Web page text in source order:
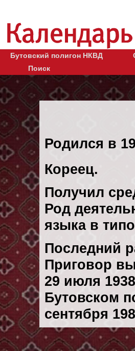
Бутовский полигон НКВД
Поиск
Родился в
Кореец.
Получил
Род
языка в
Последний
Приговор
29 июля
Бутовском
сентября